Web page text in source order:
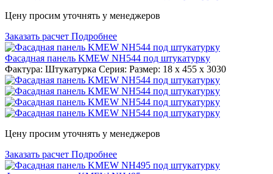
Цену просим уточнять у менеджеров
Заказать расчет Подробнее
Фасадная панель KMEW NH544 под штукатурку
Фактура: Штукатурка Серия: Размер: 18 x 455 x 3030
Цену просим уточнять у менеджеров
Заказать расчет Подробнее